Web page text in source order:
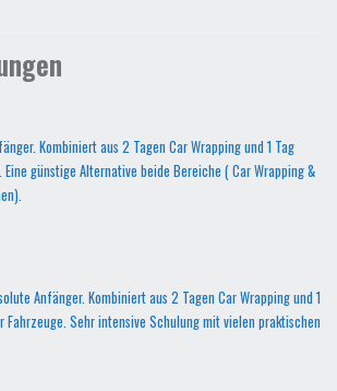
Kombiniert aus 2 Tagen Car Wrapping und 1 Tag
Eine günstige Alternative beide Bereiche ( Car Wrapping &
Anfänger. Kombiniert aus 2 Tagen Car Wrapping und 1
Sehr intensive Schulung mit vielen praktischen